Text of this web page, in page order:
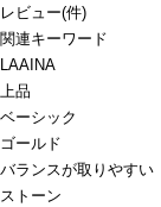
レビュー(件)
関連キーワード
LAAINA
上品
ベーシック
ゴールド
バランスが取りやすい
ストーン